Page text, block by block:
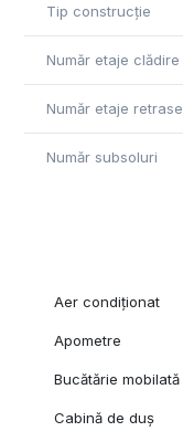
Tip construcție
Număr etaje clădire
Număr etaje retrase
Număr subsoluri
Aer condiționat
Apometre
Bucătărie mobilată
Cabină de duș